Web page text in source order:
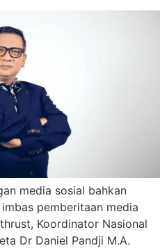
media sosial bahkan
pemberitaan media
Koordinator Nasional
Dr Daniel Pandji M.A.